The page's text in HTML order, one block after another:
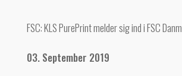
FSC: KLS PurePrint melder sig ind i FSC
03. September 2019